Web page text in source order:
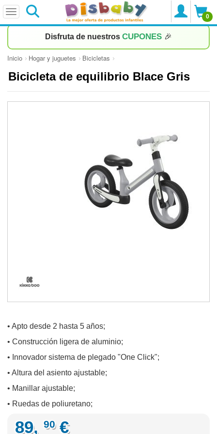
0
Disfruta de nuestros CUPONES 🎉
Inicio Hogar y juguetes Bicicletas
Bicicleta de equilibrio Blace Gris
• Apto desde 2 hasta 5 años;
• Construcción ligera de aluminio;
• Innovador sistema de plegado "One Click";
• Altura del asiento ajustable;
• Manillar ajustable;
• Ruedas de poliuretano;
89, 90 €